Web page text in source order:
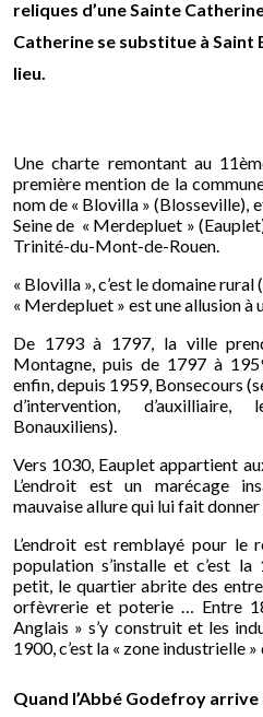
reliques d’une Sainte
Catherine se substitue à Saint
lieu.
Une charte remontant au
première mention de la
nom de « Blovilla » (Blosseville),
Seine de « Merdepluet »
Trinité-du-Mont-de-Rouen.
« Blovilla », c’est le domaine
« Merdepluet » est une allusion à
De 1793 à 1797, la ville
Montagne, puis de 1797 à
enfin, depuis 1959, Bonsecours
d’intervention,
Bonauxiliens).
Vers 1030, Eauplet appartient
L’endroit est un marécage
mauvaise allure qui lui fait
L’endroit est remblayé pour le
population s’installe et c’est
petit, le quartier abrite des
orfèvrerie et poterie … Entre
Anglais » s’y construit et les
1900, c’est la « zone industrielle
Quand l’Abbé Godefroy arrive